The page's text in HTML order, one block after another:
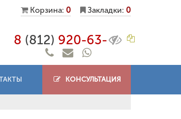
Корзина: 0 Закладки: 0
8 (812) 920-63-
КОНСУЛЬТАЦИЯ